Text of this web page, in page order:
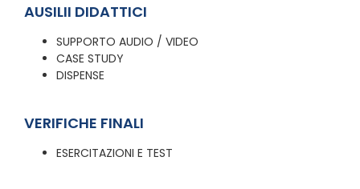
AUSILII DIDATTICI
SUPPORTO AUDIO / VIDEO
CASE STUDY
DISPENSE
VERIFICHE FINALI
ESERCITAZIONI E TEST